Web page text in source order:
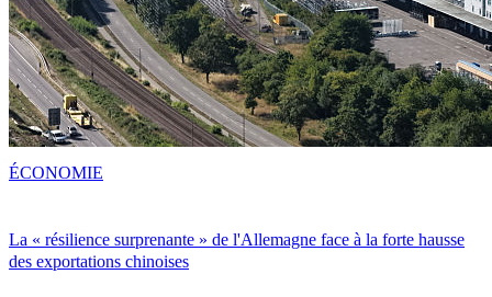
La « résilience surprenante » de l'Allemagne face à la forte hausse
des exportations chinoises
ÉCONOMIE